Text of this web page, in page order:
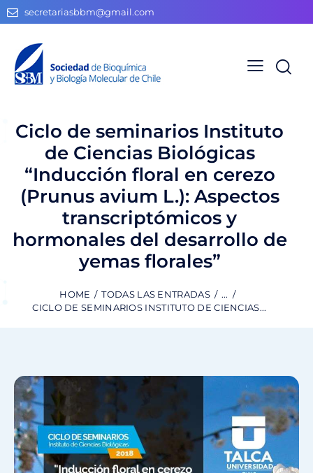
secretariasbbm@gmail.com
Ciclo de seminarios Instituto
de Ciencias Biológicas
“Inducción floral en cerezo
(Prunus avium L.): Aspectos
transcriptómicos y
hormonales del desarrollo de
yemas florales”
HOME TODAS LAS ENTRADAS
...
CICLO DE SEMINARIOS INSTITUTO DE CIENCIAS...